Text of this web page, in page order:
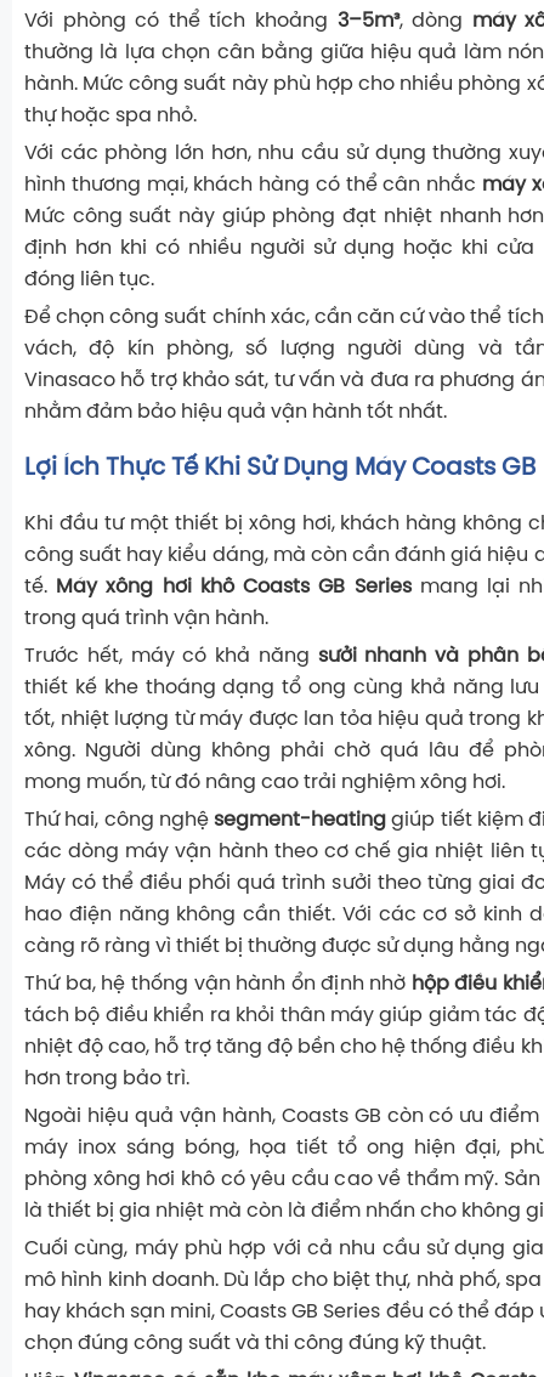
Với phòng có thể tích khoảng 3–5m³, dòng máy
thường là lựa chọn cân bằng giữa hiệu quả làm
hành. Mức công suất này phù hợp cho nhiều phòng
thự hoặc spa nhỏ.
Với các phòng lớn hơn, nhu cầu sử dụng thường
hình thương mại, khách hàng có thể cân nhắc máy
Mức công suất này giúp phòng đạt nhiệt nhanh
định hơn khi có nhiều người sử dụng hoặc khi cửa
đóng liên tục.
Để chọn công suất chính xác, cần căn cứ vào thể
vách, độ kín phòng, số lượng người dùng và
Vinasaco hỗ trợ khảo sát, tư vấn và đưa ra phương
nhằm đảm bảo hiệu quả vận hành tốt nhất.
Lợi Ích Thực Tế Khi Sử Dụng Máy Coasts GB
Khi đầu tư một thiết bị xông hơi, khách hàng không
công suất hay kiểu dáng, mà còn cần đánh giá hiệu
tế. Máy xông hơi khô Coasts GB Seriesmang lại
trong quá trình vận hành.
Trước hết, máy có khả năng sưởi nhanh và phân
thiết kế khe thoáng dạng tổ ong cùng khả năng lưu
tốt, nhiệt lượng từ máy được lan tỏa hiệu quả trong
xông. Người dùng không phải chờ quá lâu để
mong muốn, từ đó nâng cao trải nghiệm xông hơi.
Thứ hai, công nghệ segment-heating giúp tiết kiệm
các dòng máy vận hành theo cơ chế gia nhiệt liên
Máy có thể điều phối quá trình sưởi theo từng giai
hao điện năng không cần thiết. Với các cơ sở kinh
càng rõ ràng vì thiết bị thường được sử dụng hằng
Thứ ba, hệ thống vận hành ổn định nhờ hộp điều
tách bộ điều khiển ra khỏi thân máy giúp giảm tác
nhiệt độ cao, hỗ trợ tăng độ bền cho hệ thống điều
hơn trong bảo trì.
Ngoài hiệu quả vận hành, Coasts GB còn có ưu
máy inox sáng bóng, họa tiết tổ ong hiện đại,
phòng xông hơi khô có yêu cầu cao về thẩm mỹ.
là thiết bị gia nhiệt mà còn là điểm nhấn cho không
Cuối cùng, máy phù hợp với cả nhu cầu sử dụng
mô hình kinh doanh. Dù lắp cho biệt thự, nhà phố,
hay khách sạn mini, Coasts GB Series đều có thể
chọn đúng công suất và thi công đúng kỹ thuật.